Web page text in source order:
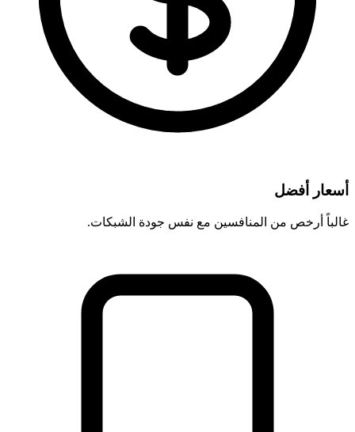
أسعار أفضل
غالباً أرخص من المنافسين مع نفس جودة الشبكات.